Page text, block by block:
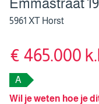
Emmastraat 19
5961 XT Horst
€ 465.000
A
Wil je weten hoe je